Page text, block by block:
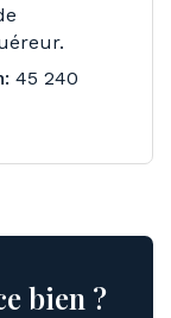
45 240
bien ?